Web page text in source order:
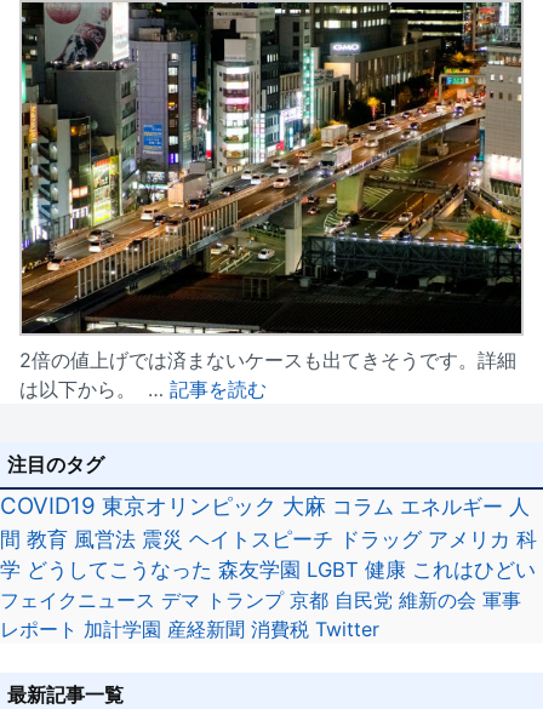
2倍の値上げでは済まないケースも出てきそうです。詳細
は以下から。 … 記事を読む
注目のタグ
COVID19 東京オリンピック 大麻 コラム エネルギー 人
間 教育 風営法 震災 ヘイトスピーチ ドラッグ アメリカ 科
学 どうしてこうなった 森友学園 LGBT 健康 これはひどい
フェイクニュース デマ トランプ 京都 自民党 維新の会 軍事
レポート 加計学園 産経新聞 消費税 Twitter
最新記事一覧